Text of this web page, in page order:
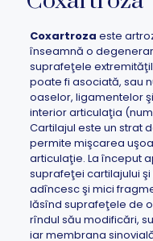
Coxartroza este
înseamnă o
suprafeţele
poate fi asociată, sau
oaselor, ligamentelor
interior articulaţia
Cartilajul este un strat
permite mişcarea
articulaţie. La început
suprafeţei cartilajului
adîncesc şi mici
lăsînd suprafeţele de
rîndul său modificări,
iar membrana